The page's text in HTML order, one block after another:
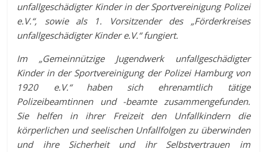
unfallgeschädigter Kinder in der Sportvereinigung Polizei
e.V.“, sowie als 1. Vorsitzender des „Förderkreises
unfallgeschädigter Kinder e.V.“ fungiert.
Im „Gemeinnützige Jugendwerk unfallgeschädigter
Kinder in der Sportvereinigung der Polizei Hamburg von
1920 e.V.“ haben sich ehrenamtlich tätige
Polizeibeamtinnen und -beamte zusammengefunden.
Sie helfen in ihrer Freizeit den Unfallkindern die
körperlichen und seelischen Unfallfolgen zu überwinden
und ihre Sicherheit und ihr Selbstvertrauen im